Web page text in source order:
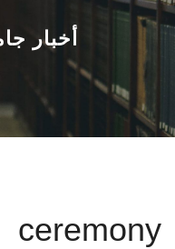
أخبار
ceremony